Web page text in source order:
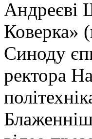
Андреєві
Коверка»
Синоду
ректора